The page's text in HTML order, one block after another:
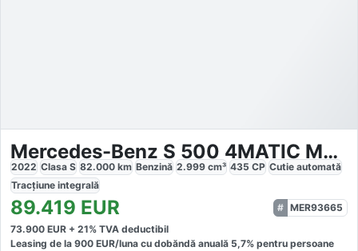
Mercedes-Benz S 500 4MATIC MHEV Long Aut.
2022 Clasa S 82.000 km Benzină 2.999 cm³ 435 CP Cutie automată
Tracțiune integrală
89.419 EUR
MER93665
73.900 EUR + 21% TVA deductibil
Leasing de la 900 EUR/luna cu dobăndă anuală 5,7% pentru persoane